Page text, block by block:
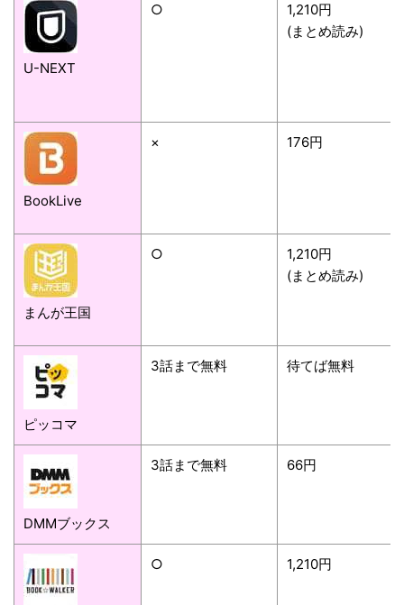
U-NEXT
○
1,210円
(まとめ読み)
BookLive
× 176円
まんが王国
○
1,210円
(まとめ読み)
ピッコマ
3話まで無料 待てば無料
DMMブックス
3話まで無料 66円
○ 1,210円